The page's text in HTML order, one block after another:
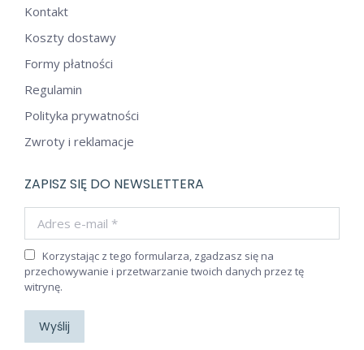
Kontakt
Koszty dostawy
Formy płatności
Regulamin
Polityka prywatności
Zwroty i reklamacje
ZAPISZ SIĘ DO NEWSLETTERA
Korzystając z tego formularza, zgadzasz się na
przechowywanie i przetwarzanie twoich danych przez tę
witrynę.
Wyślij